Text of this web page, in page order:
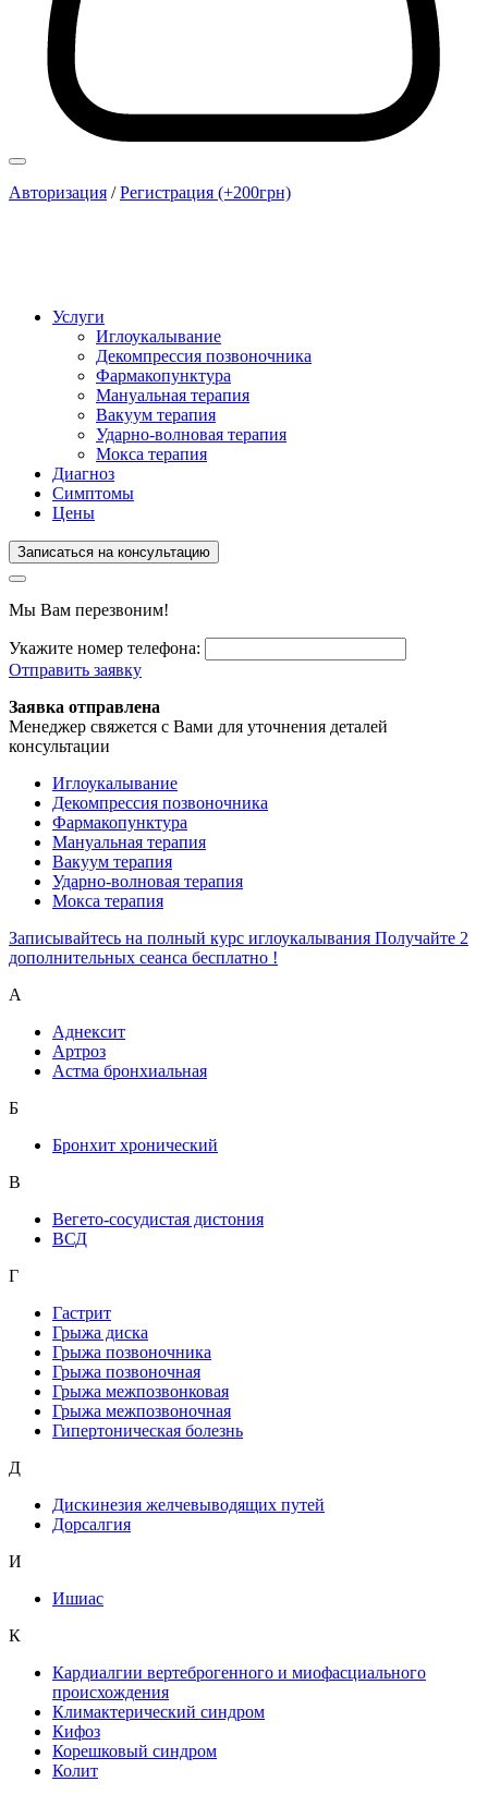
Авторизация /Регистрация (+200грн)
Услуги
Иглоукалывание
Декомпрессия позвоночника
Фармакопунктура
Мануальная терапия
Вакуум терапия
Ударно-волновая терапия
Мокса терапия
Диагноз
Симптомы
Цены
Записаться на консультацию
Мы Вам перезвоним!
Укажите номер телефона:
Отправить заявку
Заявка отправлена
Менеджер свяжется с Вами для уточнения деталей
консультации
Иглоукалывание
Декомпрессия позвоночника
Фармакопунктура
Мануальная терапия
Вакуум терапия
Ударно-волновая терапия
Мокса терапия
Записывайтесь на полный курс иглоукалывания Получайте 2
дополнительных сеанса бесплатно !
А
Аднексит
Артроз
Астма бронхиальная
Б
Бронхит хронический
В
Вегето-сосудистая дистония
ВСД
Г
Гастрит
Грыжа диска
Грыжа позвоночника
Грыжа позвоночная
Грыжа межпозвонковая
Грыжа межпозвоночная
Гипертоническая болезнь
Д
Дискинезия желчевыводящих путей
Дорсалгия
И
Ишиас
К
Кардиалгии вертеброгенного и миофасциального
происхождения
Климактерический синдром
Кифоз
Корешковый синдром
Колит